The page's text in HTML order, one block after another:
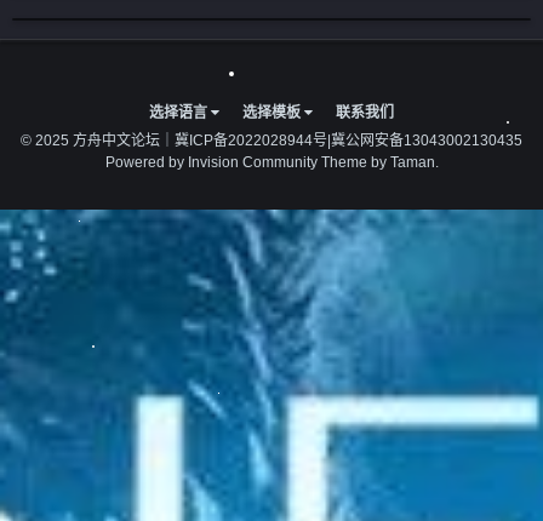
选择语言 选择模板
联系我们
© 2025 方舟中文论坛｜ 冀ICP备2022028944号 冀公网安备13043002130435
Powered by Invision Community Theme by Taman.